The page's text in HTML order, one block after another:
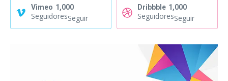
Vimeo 1,000
SeguidoresSeguir
Dribbble 1,000
SeguidoresSeguir